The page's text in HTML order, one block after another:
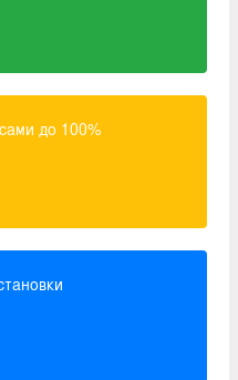
до 100%